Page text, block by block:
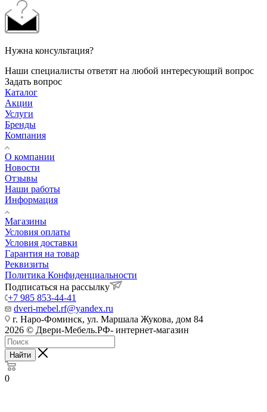
Нужна консультация?
Наши специалисты ответят на любой интересующий вопрос
Задать вопрос
Каталог
Акции
Услуги
Бренды
Компания
О компании
Новости
Отзывы
Наши работы
Информация
Магазины
Условия оплаты
Условия доставки
Гарантия на товар
Реквизиты
Политика Конфиденциальности
Подписаться на рассылку
+7 985 853-44-41
dveri-mebel.rf@yandex.ru
г. Наро-Фоминск, ул. Маршала Жукова, дом 84
2026 © Двери-Мебель.РФ- интернет-магазин
Найти
0